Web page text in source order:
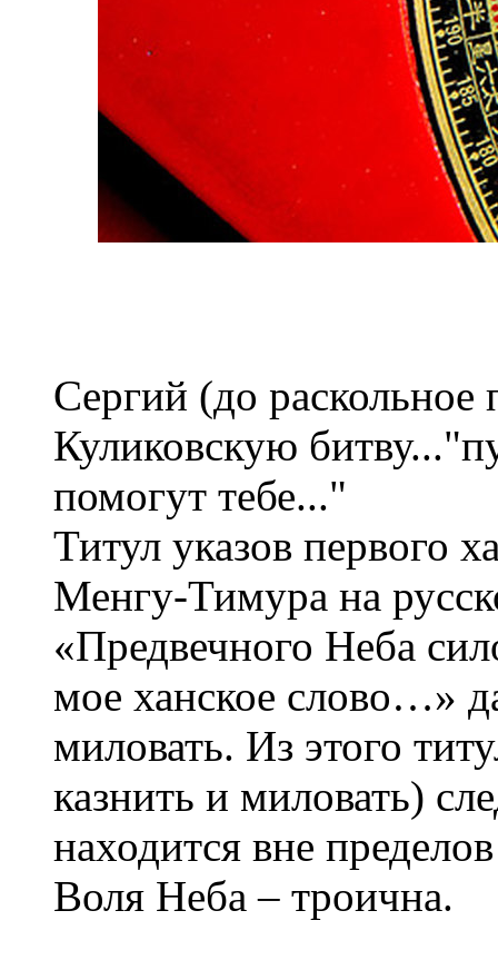
Сергий (до раскольное
Куликовскую
помогут тебе..."
Титул указов первого
Менгу-Тимура на
«Предвечного Неба
мое ханское слово…»
миловать. Из этого
казнить и миловать)
находится вне
Воля Неба – троична.